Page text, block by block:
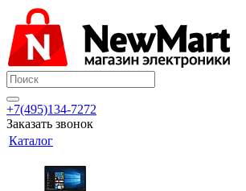
+7(495)134-7272
Заказать звонок
Каталог